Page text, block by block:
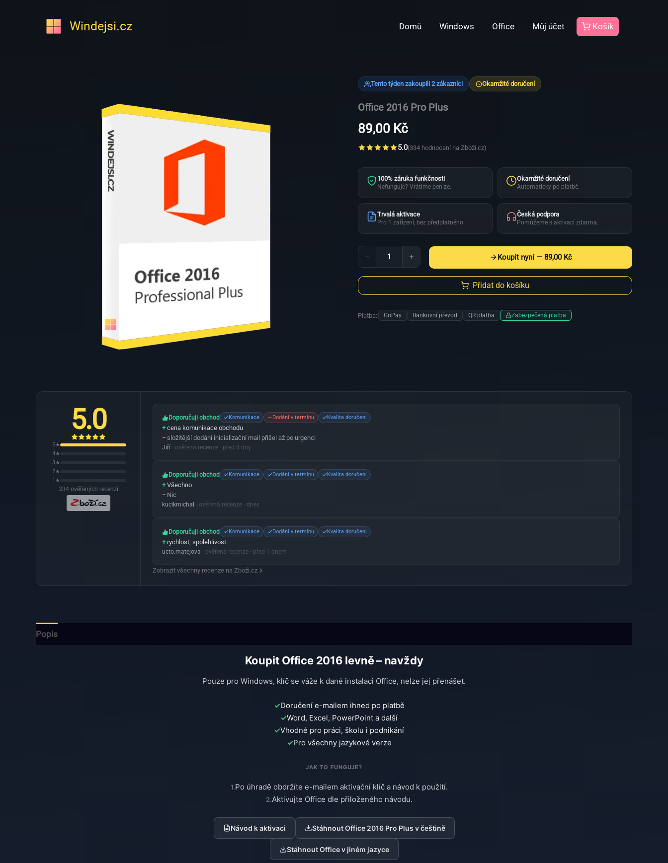
Windejsi.cz Domů Windows Office Můj účet Košík
Tento týden zakoupili 2 zákazníci Okamžité doručení
Office 2016 Pro Plus
89,00 Kč
5.0(334 hodnocení na Zboží.cz)
100% záruka funkčnosti
Nefunguje? Vrátíme peníze.
Okamžité doručení
Automaticky po platbě.
Trvalá aktivace
Pro 1 zařízení, bez předplatného.
Česká podpora
Pomůžeme s aktivací zdarma.
Pro
Plus
Koupit nyní — 89,00 Kč
Přidat do košíku
Platba: GoPay Bankovní převod QR platba Zabezpečená platba
5.0
5★
4★
3★
2★
1★
334 ověřených recenzí
Doporučuji obchod Komunikace Dodání v termínu Kvalita doručení
+cena komunikace obchodu
− složitější dodání inicializační mail přišel až po urgenci
Jiří · ověřená recenze · před 4 dny
Doporučuji obchod Komunikace Dodání v termínu Kvalita doručení
+Všechno
− Nic
kucikmichal · ověřená recenze · dnes
Doporučuji obchod Komunikace Dodání v termínu Kvalita doručení
+rychlost, spolehlivost
ucto.matejova · ověřená recenze · před 1 dnem
Zobrazit všechny recenze na Zboží.cz
Popis
Koupit Office 2016 levně – navždy
Pouze pro Windows, klíč se váže k dané instalaci Office, nelze jej přenášet.
Doručení e-mailem ihned po platbě
Word, Excel, PowerPoint a další
Vhodné pro práci, školu i podnikání
Pro všechny jazykové verze
JAK TO FUNGUJE?
Po úhradě obdržíte e-mailem aktivační klíč a návod k použití.
Aktivujte Office dle přiloženého návodu.
Návod k aktivaci Stáhnout Office 2016 Pro Plus v češtině
Stáhnout Office v jiném jazyce